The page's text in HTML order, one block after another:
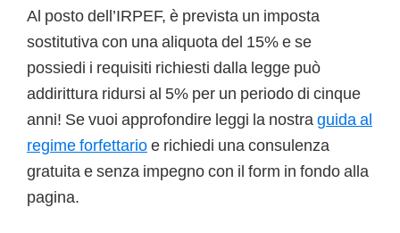
Al posto dell’IRPEF, è prevista un imposta
sostitutiva con una aliquota del 15% e se
possiedi i requisiti richiesti dalla legge può
addirittura ridursi al 5% per un periodo di cinque
anni! Se vuoi approfondire leggi la nostra guida al
regime forfettarioe richiedi una consulenza
gratuita e senza impegno con il form in fondo alla
pagina.